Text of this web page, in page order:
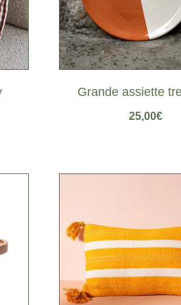
Grande assiette
25,00€